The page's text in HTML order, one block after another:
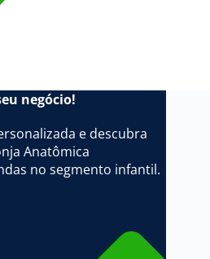
negócio!
e descubra
Anatômica
no segmento infantil.